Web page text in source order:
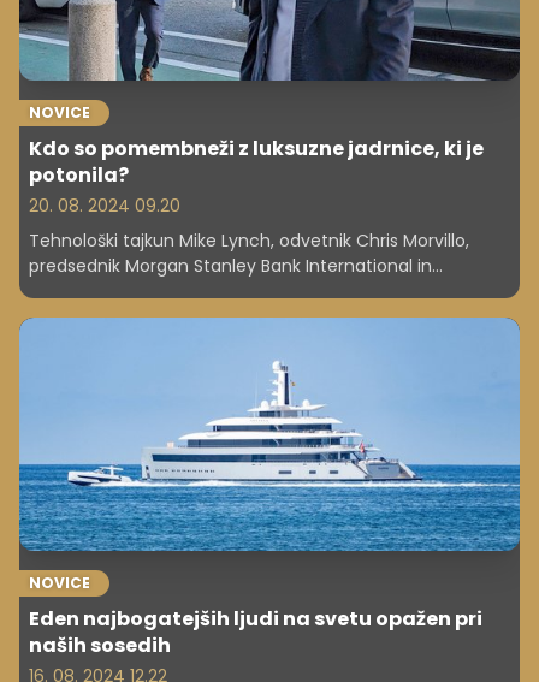
NOVICE
Kdo so pomembneži z luksuzne jadrnice, ki je
potonila?
20. 08. 2024 09.20
Tehnološki tajkun Mike Lynch, odvetnik Chris Morvillo,
predsednik Morgan Stanley Bank International in
zavarovalnice Hiscox Jonathan Bloomer ... Na jadrnici naj
bi slavili oprostilno sodbo v primeru obtožb goljufije.
NOVICE
Eden najbogatejših ljudi na svetu opažen pri
naših sosedih
16. 08. 2024 12.22